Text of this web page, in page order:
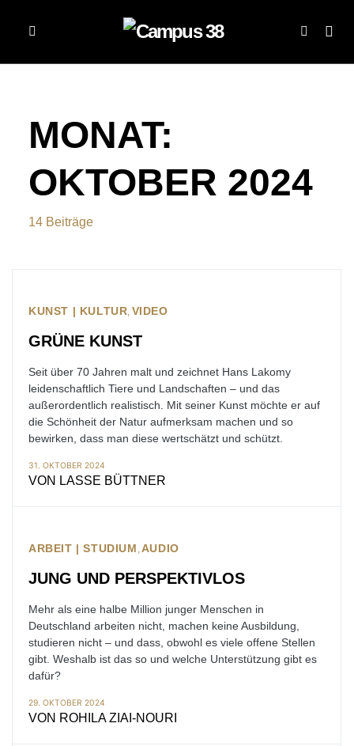
MONAT:
OKTOBER 2024
14 Beiträge
KUNST | KULTUR VIDEO
GRÜNE KUNST
Seit über 70 Jahren malt und zeichnet Hans Lakomy
leidenschaftlich Tiere und Landschaften – und das
außerordentlich realistisch. Mit seiner Kunst möchte er auf
die Schönheit der Natur aufmerksam machen und so
bewirken, dass man diese wertschätzt und schützt.
31. OKTOBER 2024
VON LASSE BÜTTNER
ARBEIT | STUDIUM AUDIO
JUNG UND PERSPEKTIVLOS
Mehr als eine halbe Million junger Menschen in
Deutschland arbeiten nicht, machen keine Ausbildung,
studieren nicht – und dass, obwohl es viele offene Stellen
gibt. Weshalb ist das so und welche Unterstützung gibt es
dafür?
29. OKTOBER 2024
VON ROHILA ZIAI-NOURI